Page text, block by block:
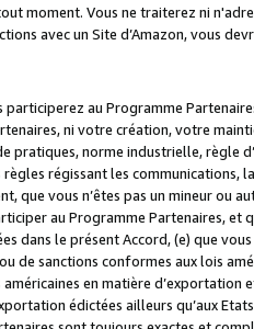
moment. Vous ne traiterez ni
avec un Site d’Amazon, vous
participerez au Programme
ni votre création, votre
pratiques, norme industrielle, règle
régissant les communications,
vous n’êtes pas un mineur ou
au Programme Partenaires,
dans le présent Accord, (e) que
de sanctions conformes aux lois
en matière
édictées ailleurs qu’aux